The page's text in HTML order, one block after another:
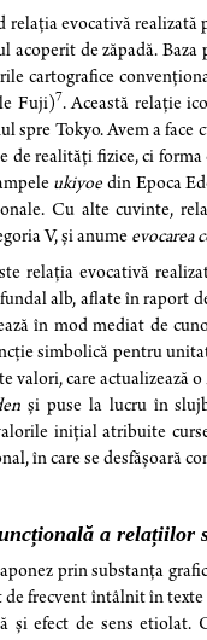
relația evocativă
acoperit de zăpadă.
cartografice
Fuji)7. Această relație
spre Tokyo. Avem a
de realități fizice, ci
ukiyoedin Epoca
Cu alte cuvinte,
V, și anume evocarea
relația evocativă
alb, aflate în raport
în mod mediat de
simbolică pentru
valori, care actualizează o
și puse la lucru în
inițial atribuite
în care se desfășoară
a relațiilor
prin substanța
de frecvent întâlnit în
și efect de sens etiolat.